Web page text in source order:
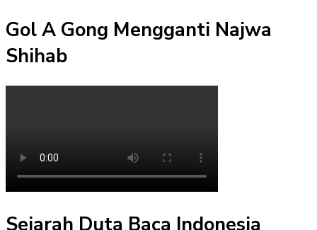
Gol A Gong Mengganti Najwa
Shihab
Sejarah Duta Baca Indonesia